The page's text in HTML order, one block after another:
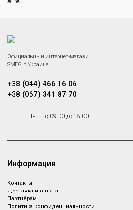
Официальный интернет-магазин
SMEG в Украине
+38 (044) 466 16 06
+38 (067) 341 87 70
Пн-Пт с 09:00 до 18:00
Информация
Контакты
Доставка и оплата
Партнёрам
Политика конфиденциальности